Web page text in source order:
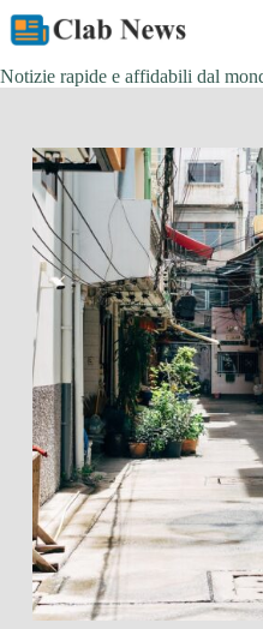
content
Notizie rapide e affidabili dal